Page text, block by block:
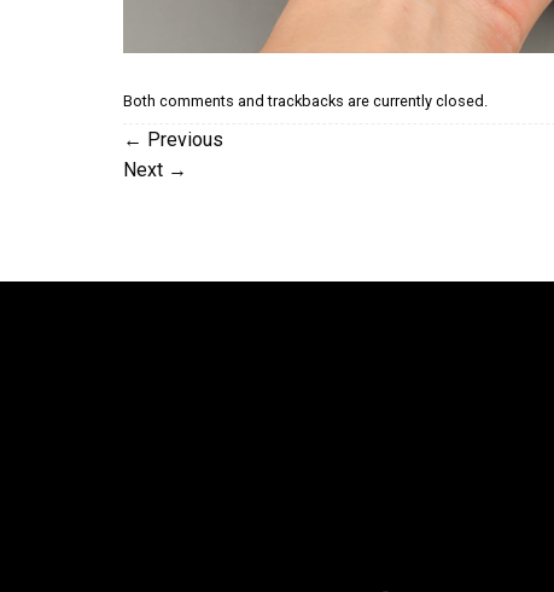
Both comments and trackbacks are currently closed.
← Previous
Next →